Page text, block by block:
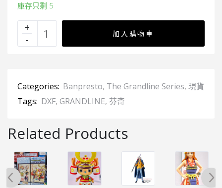
庫存只剩 5
加入購物車
Categories: Banpresto, The Grandline Series, 現貨
Tags: DXF, GRANDLINE, 芬奇
Related Products